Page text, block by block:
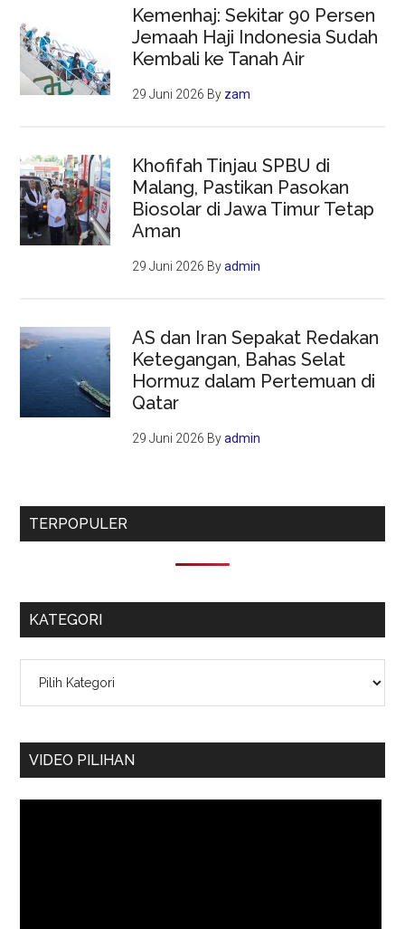
Kemenhaj: Sekitar 90 Persen
Jemaah Haji Indonesia Sudah
Kembali ke Tanah Air
29 Juni 2026 By zam
Khofifah Tinjau SPBU di
Malang, Pastikan Pasokan
Biosolar di Jawa Timur Tetap
Aman
29 Juni 2026 Byadmin
AS dan Iran Sepakat Redakan
Ketegangan, Bahas Selat
Hormuz dalam Pertemuan di
Qatar
29 Juni 2026 Byadmin
TERPOPULER
KATEGORI
VIDEO PILIHAN